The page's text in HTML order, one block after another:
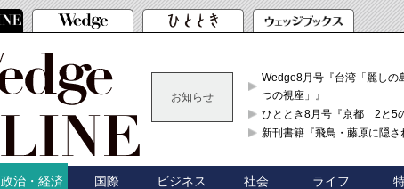
お知らせ
Wedge8月号『台湾「麗しの
つの視座」』
ひととき8月号『京都 2と5
新刊書籍『飛鳥・藤原に隠さ
政治・経済 国際 ビジネス 社会 ライフ